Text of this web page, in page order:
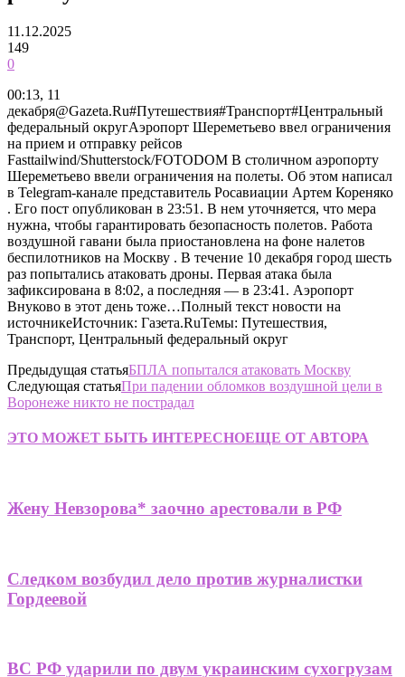
11.12.2025
149
0
00:13, 11
декабря@Gazeta.Ru#Путешествия#Транспорт#Центральный
федеральный округАэропорт Шереметьево ввел ограничения
на прием и отправку рейсов
Fasttailwind/Shutterstock/FOTODOM В столичном аэропорту
Шереметьево ввели ограничения на полеты. Об этом написал
в Telegram-канале представитель Росавиации Артем Кореняко
. Его пост опубликован в 23:51. В нем уточняется, что мера
нужна, чтобы гарантировать безопасность полетов. Работа
воздушной гавани была приостановлена на фоне налетов
беспилотников на Москву . В течение 10 декабря город шесть
раз попытались атаковать дроны. Первая атака была
зафиксирована в 8:02, а последняя — в 23:41. Аэропорт
Внуково в этот день тоже…Полный текст новости на
источникеИсточник: Газета.RuТемы: Путешествия,
Транспорт, Центральный федеральный округ
Предыдущая статьяБПЛА попытался атаковать Москву
Следующая статьяПри падении обломков воздушной цели в
Воронеже никто не пострадал
ЭТО МОЖЕТ БЫТЬ ИНТЕРЕСНОЕЩЕ ОТ АВТОРА
Жену Невзорова* заочно арестовали в РФ
Следком возбудил дело против журналистки
Гордеевой
ВС РФ ударили по двум украинским сухогрузам